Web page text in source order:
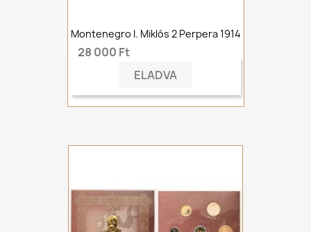
Montenegro I. Miklós 2 Perpera 1914
28 000 Ft
ELADVA